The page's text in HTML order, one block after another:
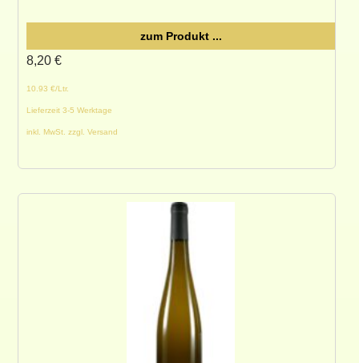
10.93 €/Ltr.
Lieferzeit 3-5 Werktage
inkl. MwSt. zzgl. Versand
8,20 €
zum Produkt ...